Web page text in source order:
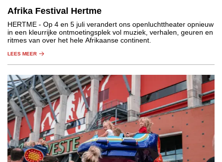
Afrika Festival Hertme
HERTME - Op 4 en 5 juli verandert ons openluchttheater opnieuw
in een kleurrijke ontmoetingsplek vol muziek, verhalen, geuren en
ritmes van over het hele Afrikaanse continent.
LEES MEER